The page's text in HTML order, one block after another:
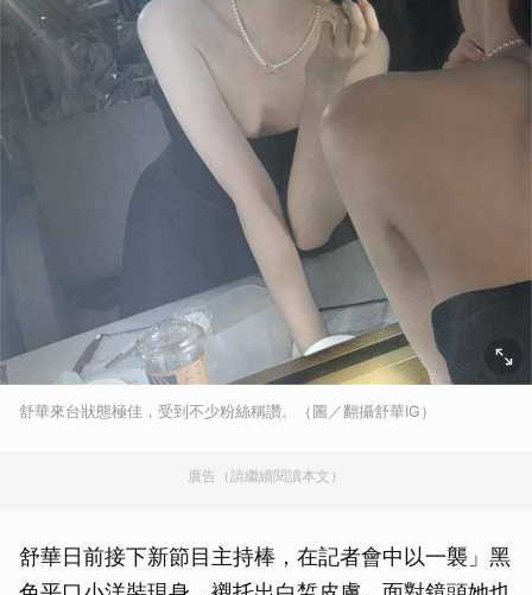
舒華來台狀態極佳，受到不少粉絲稱讚。（圖／翻攝舒華IG）
廣告（請繼續閱讀本文）
舒華日前接下新節目主持棒，在記者會中以一襲」黑